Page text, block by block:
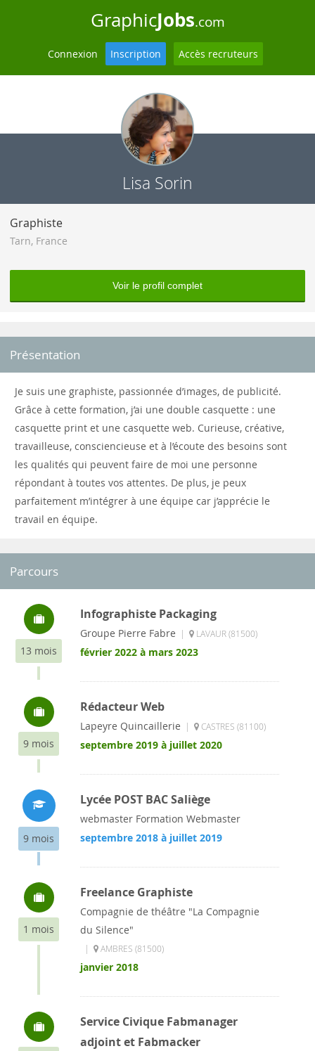
GraphicJobs.com
Connexion Inscription Accès recruteurs
Lisa Sorin
Graphiste
Tarn, France
Voir le profil complet
Présentation
Je suis une graphiste, passionnée d’images, de publicité.
Grâce à cette formation, j’ai une double casquette : une
casquette print et une casquette web. Curieuse, créative,
travailleuse, consciencieuse et à l’écoute des besoins sont
les qualités qui peuvent faire de moi une personne
répondant à toutes vos attentes. De plus, je peux
parfaitement m’intégrer à une équipe car j’apprécie le
travail en équipe.
Parcours
13 mois
Infographiste Packaging
Groupe Pierre Fabre | LAVAUR (81500)
février 2022 à mars 2023
9 mois
Rédacteur Web
Lapeyre Quincaillerie | CASTRES (81100)
septembre 2019 à juillet 2020
9 mois
Lycée POST BAC Saliège
webmaster Formation Webmaster
septembre 2018 à juillet 2019
1 mois
Freelance Graphiste
Compagnie de théâtre "La Compagnie
du Silence"
| AMBRES (81500)
janvier 2018
Service Civique Fabmanager
adjoint et Fabmacker